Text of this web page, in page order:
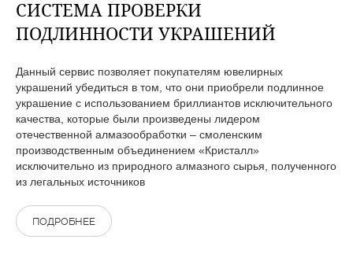
СИСТЕМА ПРОВЕРКИ
ПОДЛИННОСТИ УКРАШЕНИЙ
Данный сервис позволяет покупателям ювелирных
украшений убедиться в том, что они приобрели подлинное
украшение с использованием бриллиантов исключительного
качества, которые были произведены лидером
отечественной алмазообработки – смоленским
производственным объединением «Кристалл»
исключительно из природного алмазного сырья, полученного
из легальных источников
ПОДРОБНЕЕ